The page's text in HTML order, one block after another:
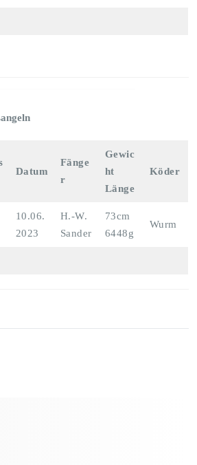
Datum
Fänge
r
Gewic
ht
Länge
Köder
10.06.
2023
H.-W.
Sander
73cm
6448g
Wurm